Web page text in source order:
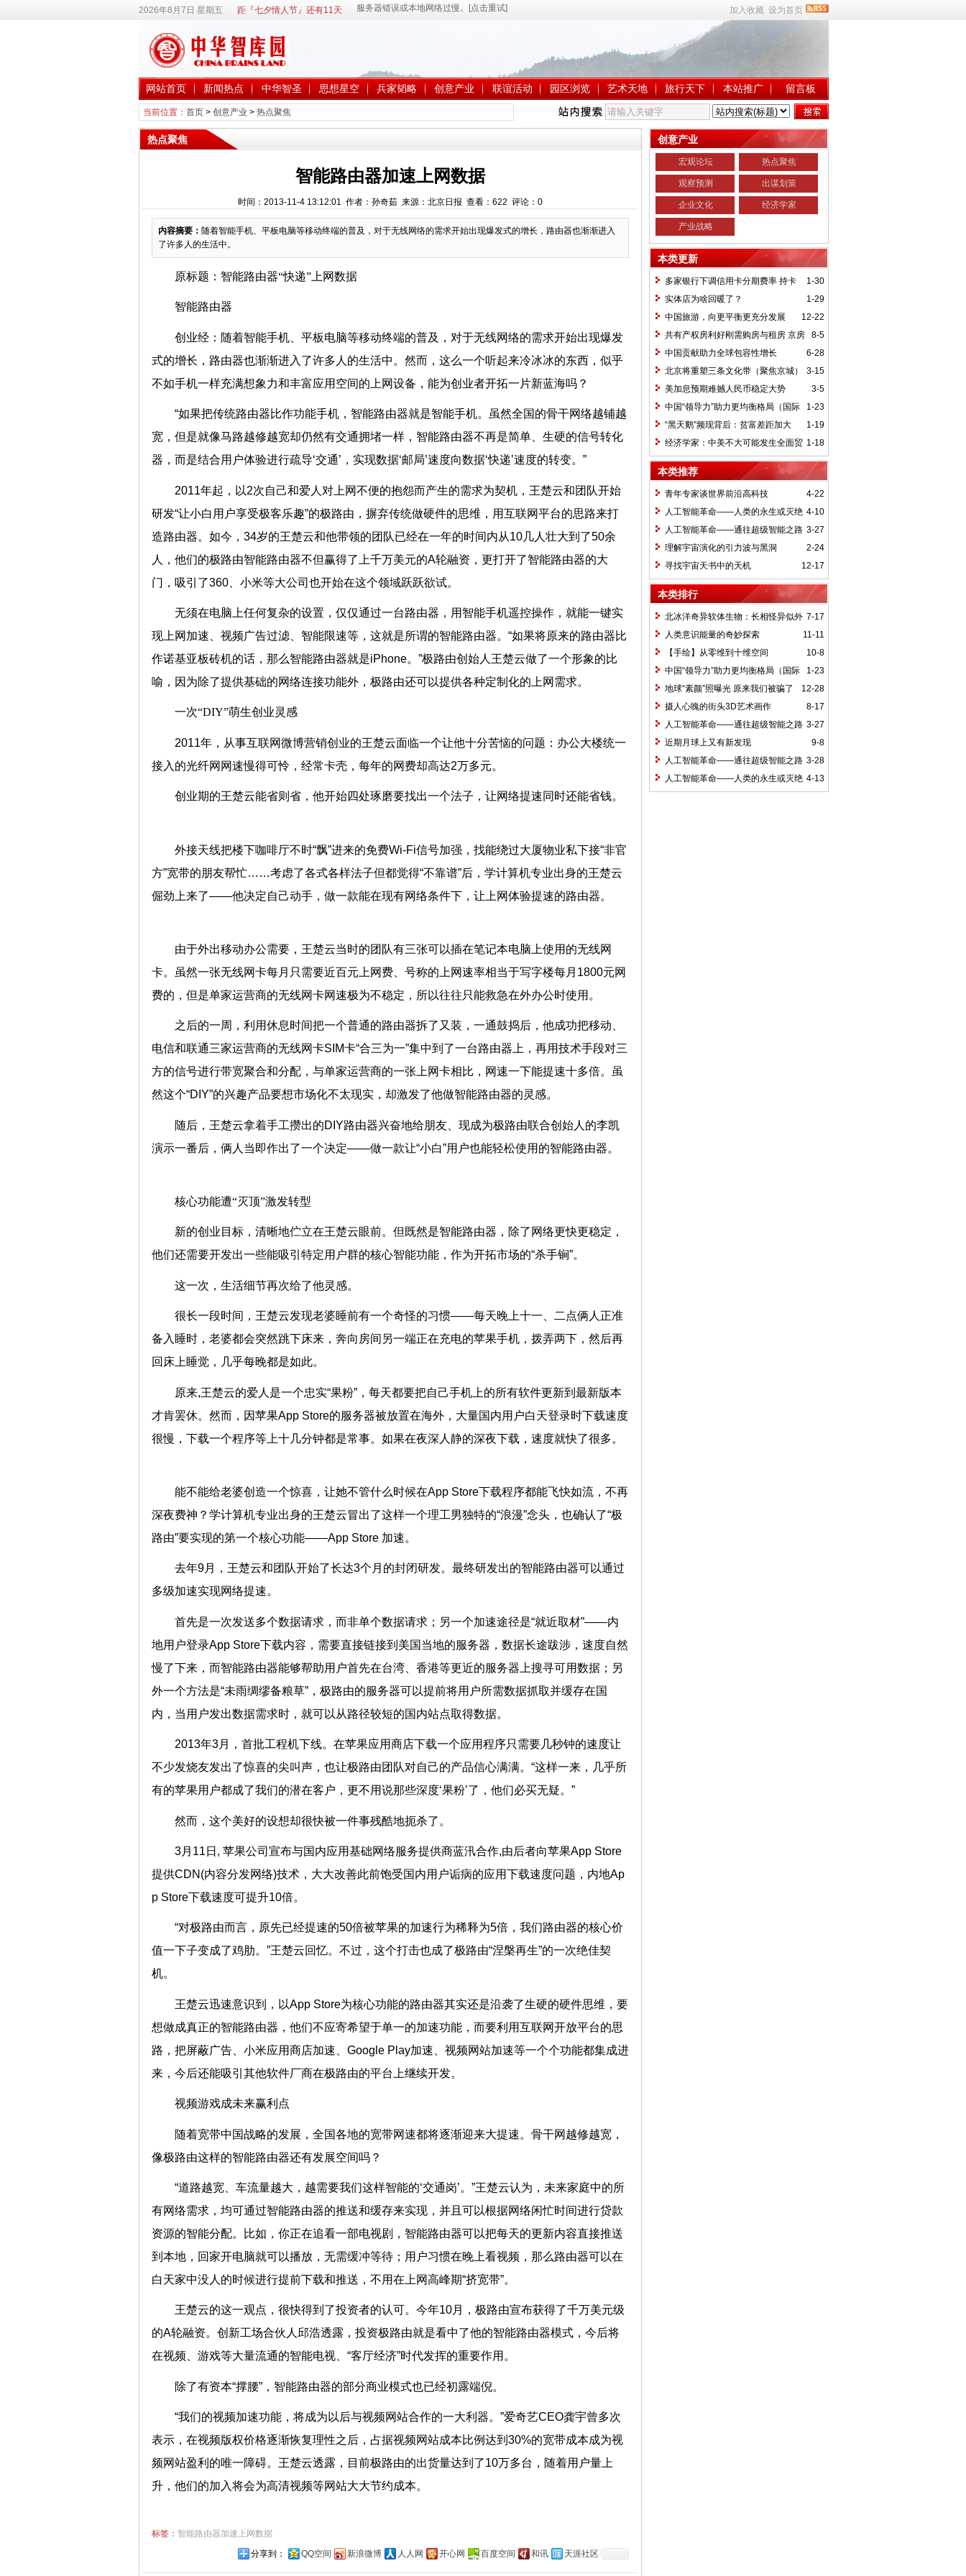
2026年8月7日 星期五 距『七夕情人节』还有11天 加入收藏 设为首页
网站首页 新闻热点 中华智圣 思想星空 兵家韬略 创意产业 联谊活动 园区浏览 艺术天地 旅行天下 本站推广 留言板
当前位置： 首页> 创意产业 > 热点聚焦
热点聚焦
智能路由器加速上网数据
时间：2013-11-4 13:12:01 作者：孙奇茹 来源：北京日报 查看： 622 评论： 0
内容摘要： 随着智能手机、平板电脑等移动终端的普及，对于无线网络的需求开始出现爆发式的增长，路由器也渐渐进入
了许多人的生活中。
原标题：智能路由器“快递”上网数据
智能路由器
创业经：随着智能手机、平板电脑等移动终端的普及，对于无线网络的需求开始出现爆发
式的增长，路由器也渐渐进入了许多人的生活中。然而，这么一个听起来冷冰冰的东西，似乎
不如手机一样充满想象力和丰富应用空间的上网设备，能为创业者开拓一片新蓝海吗？
“如果把传统路由器比作功能手机，智能路由器就是智能手机。虽然全国的骨干网络越铺越
宽，但是就像马路越修越宽却仍然有交通拥堵一样，智能路由器不再是简单、生硬的信号转化
器，而是结合用户体验进行疏导‘交通’，实现数据‘邮局’速度向数据‘快递’速度的转变。”
2011年起，以2次自己和爱人对上网不便的抱怨而产生的需求为契机，王楚云和团队开始
研发“让小白用户享受极客乐趣”的极路由，摒弃传统做硬件的思维，用互联网平台的思路来打
造路由器。如今，34岁的王楚云和他带领的团队已经在一年的时间内从10几人壮大到了50余
人，他们的极路由智能路由器不但赢得了上千万美元的A轮融资，更打开了智能路由器的大
门，吸引了360、小米等大公司也开始在这个领域跃跃欲试。
无须在电脑上任何复杂的设置，仅仅通过一台路由器，用智能手机遥控操作，就能一键实
现上网加速、视频广告过滤、智能限速等，这就是所谓的智能路由器。“如果将原来的路由器比
作诺基亚板砖机的话，那么智能路由器就是iPhone。”极路由创始人王楚云做了一个形象的比
喻，因为除了提供基础的网络连接功能外，极路由还可以提供各种定制化的上网需求。
一次“DIY”萌生创业灵感
2011年，从事互联网微博营销创业的王楚云面临一个让他十分苦恼的问题：办公大楼统一
接入的光纤网网速慢得可怜，经常卡壳，每年的网费却高达2万多元。
创业期的王楚云能省则省，他开始四处琢磨要找出一个法子，让网络提速同时还能省钱。
外接天线把楼下咖啡厅不时“飘”进来的免费Wi-Fi信号加强，找能绕过大厦物业私下接“非官
方”宽带的朋友帮忙……考虑了各式各样法子但都觉得“不靠谱”后，学计算机专业出身的王楚云
倔劲上来了——他决定自己动手，做一款能在现有网络条件下，让上网体验提速的路由器。
由于外出移动办公需要，王楚云当时的团队有三张可以插在笔记本电脑上使用的无线网
卡。虽然一张无线网卡每月只需要近百元上网费、号称的上网速率相当于写字楼每月1800元网
费的，但是单家运营商的无线网卡网速极为不稳定，所以往往只能救急在外办公时使用。
之后的一周，利用休息时间把一个普通的路由器拆了又装，一通鼓捣后，他成功把移动、
电信和联通三家运营商的无线网卡SIM卡“合三为一”集中到了一台路由器上，再用技术手段对三
方的信号进行带宽聚合和分配，与单家运营商的一张上网卡相比，网速一下能提速十多倍。虽
然这个“DIY”的兴趣产品要想市场化不太现实，却激发了他做智能路由器的灵感。
随后，王楚云拿着手工攒出的DIY路由器兴奋地给朋友、现成为极路由联合创始人的李凯
演示一番后，俩人当即作出了一个决定——做一款让“小白”用户也能轻松使用的智能路由器。
核心功能遭“灭顶”激发转型
新的创业目标，清晰地伫立在王楚云眼前。但既然是智能路由器，除了网络更快更稳定，
他们还需要开发出一些能吸引特定用户群的核心智能功能，作为开拓市场的“杀手锏”。
这一次，生活细节再次给了他灵感。
很长一段时间，王楚云发现老婆睡前有一个奇怪的习惯——每天晚上十一、二点俩人正准
备入睡时，老婆都会突然跳下床来，奔向房间另一端正在充电的苹果手机，拨弄两下，然后再
回床上睡觉，几乎每晚都是如此。
原来,王楚云的爱人是一个忠实“果粉”，每天都要把自己手机上的所有软件更新到最新版本
才肯罢休。然而，因苹果App Store的服务器被放置在海外，大量国内用户白天登录时下载速度
很慢，下载一个程序等上十几分钟都是常事。如果在夜深人静的深夜下载，速度就快了很多。
能不能给老婆创造一个惊喜，让她不管什么时候在App Store下载程序都能飞快如流，不再
深夜费神？学计算机专业出身的王楚云冒出了这样一个理工男独特的“浪漫”念头，也确认了“极
路由”要实现的第一个核心功能——App Store 加速。
去年9月，王楚云和团队开始了长达3个月的封闭研发。最终研发出的智能路由器可以通过
多级加速实现网络提速。
首先是一次发送多个数据请求，而非单个数据请求；另一个加速途径是“就近取材”——内
地用户登录App Store下载内容，需要直接链接到美国当地的服务器，数据长途跋涉，速度自然
慢了下来，而智能路由器能够帮助用户首先在台湾、香港等更近的服务器上搜寻可用数据；另
外一个方法是“未雨绸缪备粮草”，极路由的服务器可以提前将用户所需数据抓取并缓存在国
内，当用户发出数据需求时，就可以从路径较短的国内站点取得数据。
2013年3月，首批工程机下线。在苹果应用商店下载一个应用程序只需要几秒钟的速度让
不少发烧友发出了惊喜的尖叫声，也让极路由团队对自己的产品信心满满。“这样一来，几乎所
有的苹果用户都成了我们的潜在客户，更不用说那些深度‘果粉’了，他们必买无疑。”
然而，这个美好的设想却很快被一件事残酷地扼杀了。
3月11日, 苹果公司宣布与国内应用基础网络服务提供商蓝汛合作,由后者向苹果App Store
提供CDN(内容分发网络)技术，大大改善此前饱受国内用户诟病的应用下载速度问题，内地Ap
p Store下载速度可提升10倍。
“对极路由而言，原先已经提速的50倍被苹果的加速行为稀释为5倍，我们路由器的核心价
值一下子变成了鸡肋。”王楚云回忆。不过，这个打击也成了极路由“涅槃再生”的一次绝佳契
机。
王楚云迅速意识到，以App Store为核心功能的路由器其实还是沿袭了生硬的硬件思维，要
想做成真正的智能路由器，他们不应寄希望于单一的加速功能，而要利用互联网开放平台的思
路，把屏蔽广告、小米应用商店加速、Google Play加速、视频网站加速等一个个功能都集成进
来，今后还能吸引其他软件厂商在极路由的平台上继续开发。
视频游戏成未来赢利点
随着宽带中国战略的发展，全国各地的宽带网速都将逐渐迎来大提速。骨干网越修越宽，
像极路由这样的智能路由器还有发展空间吗？
“道路越宽、车流量越大，越需要我们这样智能的‘交通岗’。”王楚云认为，未来家庭中的所
有网络需求，均可通过智能路由器的推送和缓存来实现，并且可以根据网络闲忙时间进行贷款
资源的智能分配。比如，你正在追看一部电视剧，智能路由器可以把每天的更新内容直接推送
到本地，回家开电脑就可以播放，无需缓冲等待；用户习惯在晚上看视频，那么路由器可以在
白天家中没人的时候进行提前下载和推送，不用在上网高峰期“挤宽带”。
王楚云的这一观点，很快得到了投资者的认可。今年10月，极路由宣布获得了千万美元级
的A轮融资。创新工场合伙人邱浩透露，投资极路由就是看中了他的智能路由器模式，今后将
在视频、游戏等大量流通的智能电视、“客厅经济”时代发挥的重要作用。
除了有资本“撑腰”，智能路由器的部分商业模式也已经初露端倪。
“我们的视频加速功能，将成为以后与视频网站合作的一大利器。”爱奇艺CEO龚宇曾多次
表示，在视频版权价格逐渐恢复理性之后，占据视频网站成本比例达到30%的宽带成本成为视
频网站盈利的唯一障碍。王楚云透露，目前极路由的出货量达到了10万多台，随着用户量上
升，他们的加入将会为高清视频等网站大大节约成本。
标签： 智能路由器加速上网数据
分享到：
QQ空间 新浪微博 人人网 开心网 百度空间 和讯 天涯社区
创意产业
宏观论坛 热点聚焦
观察预测 出谋划策
企业文化 经济学家
产业战略
本类更新
1-30
多家银行下调信用卡分期费率 持卡
人小心“被分期”
1-29
实体店为啥回暖了？
12-22
中国旅游，向更平衡更充分发展
8-5
共有产权房利好刚需购房与租房 京房
价将再难现疯涨
6-28
中国贡献助力全球包容性增长
3-15
北京将重塑三条文化带（聚焦京城）
3-5
美加息预期难撼人民币稳定大势
1-23
中国“领导力”助力更均衡格局（国际
论道）
1-19
“黑天鹅”频现背后：贫富差距加大
（环球热点）
1-18
经济学家：中美不大可能发生全面贸
易战
本类推荐
4-22
青年专家谈世界前沿高科技
4-10
人工智能革命——人类的永生或灭绝
（6）
3-27
人工智能革命——通往超级智能之路
（1）
2-24
理解宇宙演化的引力波与黑洞
12-17
寻找宇宙天书中的天机
本类排行
7-17
北冰洋奇异软体生物：长相怪异似外
星生命
11-11
人类意识能量的奇妙探索
10-8
【手绘】从零维到十维空间
1-23
中国“领导力”助力更均衡格局（国际
论道）
12-28
地球“素颜”照曝光 原来我们被骗了
好久
8-17
摄人心魄的街头3D艺术画作
3-27
人工智能革命——通往超级智能之路
（1）
9-8
近期月球上又有新发现
3-28
人工智能革命——通往超级智能之路
（2）
4-13
人工智能革命——人类的永生或灭绝